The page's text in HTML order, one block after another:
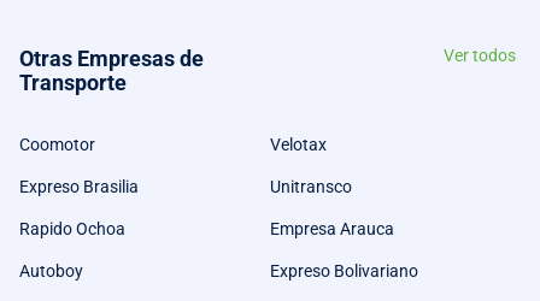
Otras Empresas de
Transporte
Ver todos
Coomotor Velotax
Expreso Brasilia Unitransco
Rapido Ochoa Empresa Arauca
Autoboy Expreso Bolivariano